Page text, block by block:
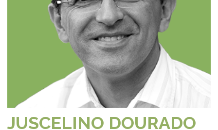
JUSCELINO DOURADO